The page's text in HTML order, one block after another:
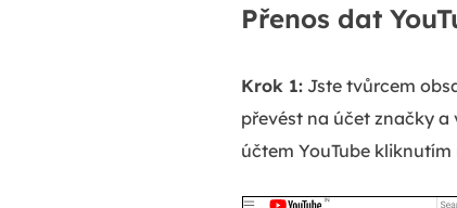
Přenos dat
Krok 1: Jste tvůrcem
převést na účet značky
účtem YouTube